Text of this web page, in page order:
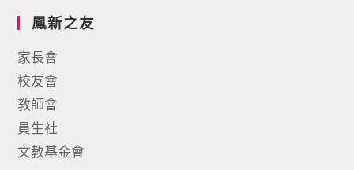
鳳新之友
家長會
校友會
教師會
員生社
文教基金會